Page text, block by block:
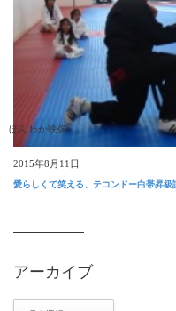
ほんわか映像
2015年8月11日
愛らしくて笑える、テコンドー白帯昇級
アーカイブ